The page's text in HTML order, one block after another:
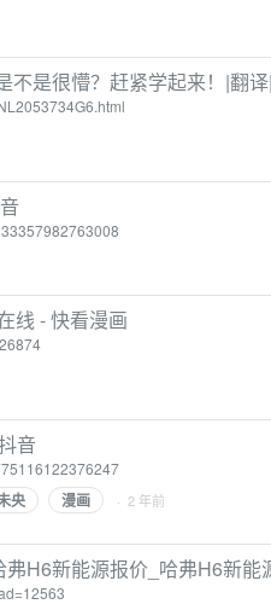
不是很懵？赶紧学起来！|翻
线 - 快看漫画
音
央 漫画 · 2 年前
弗H6新能源报价_哈弗H6新能